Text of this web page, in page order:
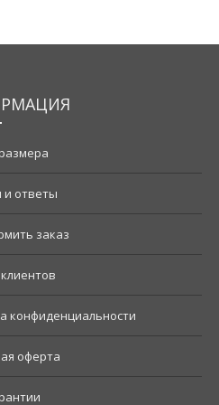
и ответы
заказ
конфиденциальности
оферта